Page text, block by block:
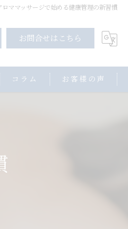
ロママッサージで始める健康管理の新習慣
お問合せはこちら
コラム お客様の声